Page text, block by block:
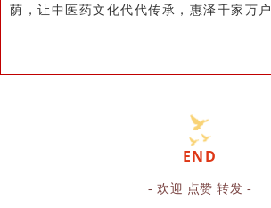
荫，让中医药文化代代传承，惠泽千家万户
END
- 欢迎 点赞 转发 -